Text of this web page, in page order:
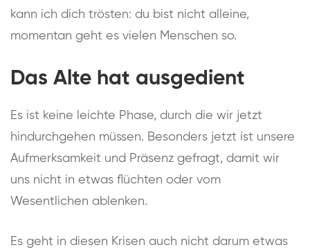
kann ich dich trösten: du bist nicht alleine,
momentan geht es vielen Menschen so.
Das Alte hat ausgedient
Es ist keine leichte Phase, durch die wir jetzt
hindurchgehen müssen. Besonders jetzt ist unsere
Aufmerksamkeit und Präsenz gefragt, damit wir
uns nicht in etwas flüchten oder vom
Wesentlichen ablenken.
Es geht in diesen Krisen auch nicht darum etwas